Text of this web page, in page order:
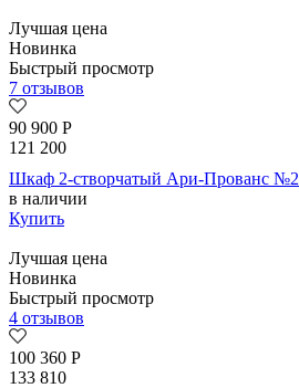
Лучшая цена
Новинка
Быстрый просмотр
7 отзывов
90 900 Р
121 200
Шкаф 2-створчатый Ари-Прованс №2
в наличии
Купить
Лучшая цена
Новинка
Быстрый просмотр
4 отзывов
100 360 Р
133 810